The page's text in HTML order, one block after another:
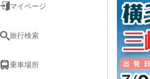
マイページ
旅行検索
乗車場所